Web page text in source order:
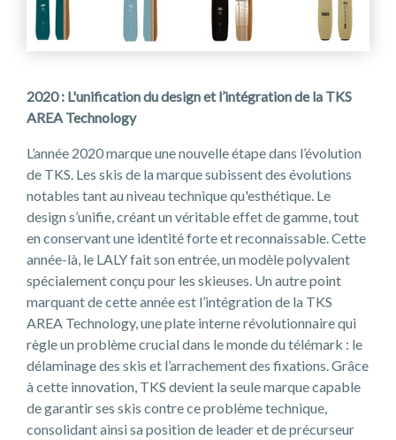
2020 : L'unification du design et l’intégration de la TKS
AREA Technology
L’année 2020 marque une nouvelle étape dans l’évolution
de TKS. Les skis de la marque subissent des évolutions
notables tant au niveau technique qu'esthétique. Le
design s’unifie, créant un véritable effet de gamme, tout
en conservant une identité forte et reconnaissable. Cette
année-là, le LALY fait son entrée, un modèle polyvalent
spécialement conçu pour les skieuses. Un autre point
marquant de cette année est l’intégration de la TKS
AREA Technology, une plate interne révolutionnaire qui
règle un problème crucial dans le monde du télémark : le
délaminage des skis et l’arrachement des fixations. Grâce
à cette innovation, TKS devient la seule marque capable
de garantir ses skis contre ce problème technique,
consolidant ainsi sa position de leader et de précurseur